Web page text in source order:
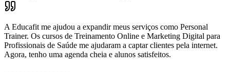
A Educafit me ajudou a expandir meus serviços como Personal
Trainer. Os cursos de Treinamento Online e Marketing Digital para
Profissionais de Saúde me ajudaram a captar clientes pela internet.
Agora, tenho uma agenda cheia e alunos satisfeitos.